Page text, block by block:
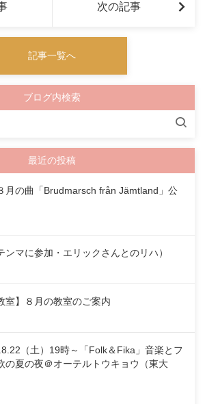
次の記事
記事一覧へ
ブログ内検索
最近の投稿
月の曲「Brudmarsch från Jämtland」公
マに参加・エリックさんとのリハ）
室】８月の教室のご案内
（土）19時～「Folk＆Fika」音楽とフ
の夏の夜＠オーテルトウキョウ（東大